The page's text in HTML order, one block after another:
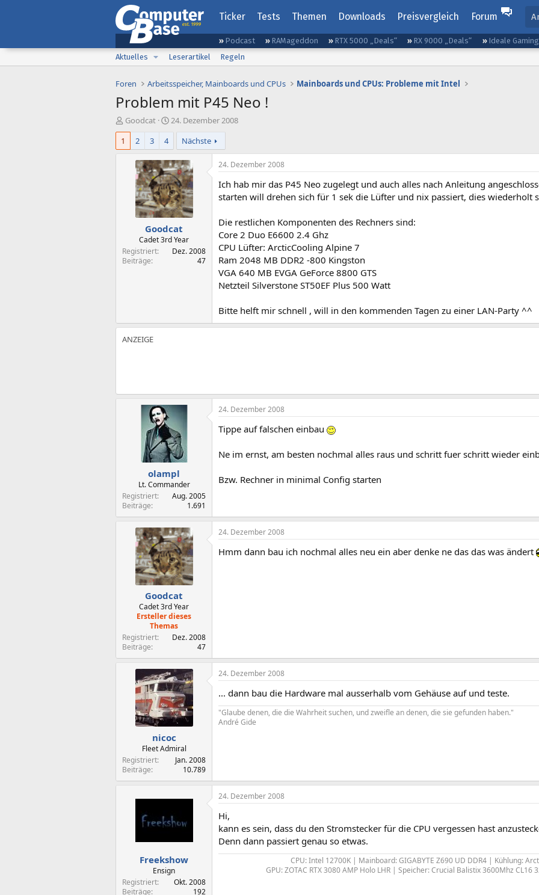
Ticker Tests Themen Downloads Preisvergleich Forum
Podcast RAMageddon RTX 5000 „Deals“ RX 9000 „Deals“ Ideale
Aktuelles
Leserartikel Regeln
Foren Arbeitsspeicher, Mainboards und CPUs Mainboards und CPUs: Probleme mit Intel
Problem mit P45 Neo !
E
r
t
Goodcat
E
r
t
e
l
l
t
a
m
24. Dezember 2008
1
2 3 4 Nächste
Goodcat
Cadet 3rd Year
Registriert
Dez. 2008
Beiträge
47
24. Dezember 2008
Ich hab mir das P45 Neo zugelegt und auch alles nach Anleitung
starten will drehen sich für 1 sek die Lüfter und nix passiert, dies wiederholt
Die restlichen Komponenten des Rechners sind:
Core 2 Duo E6600 2.4 Ghz
CPU Lüfter: ArcticCooling Alpine 7
Ram 2048 MB DDR2 -800 Kingston
VGA 640 MB EVGA GeForce 8800 GTS
Netzteil Silverstone ST50EF Plus 500 Watt
Bitte helft mir schnell , will in den kommenden Tagen zu einer LAN-Party ^^
olampl
Lt. Commander
Registriert
Aug. 2005
Beiträge
1.691
24. Dezember 2008
Tippe auf falschen einbau
Ne im ernst, am besten nochmal alles raus und schritt fuer schritt wieder
Bzw. Rechner in minimal Config starten
Goodcat
Cadet 3rd Year
Ersteller dieses
Themas
Registriert
Dez. 2008
Beiträge
47
24. Dezember 2008
Hmm dann bau ich nochmal alles neu ein aber denke ne das das was ändert
nicoc
Fleet Admiral
Registriert
Jan. 2008
Beiträge
10.789
24. Dezember 2008
... dann bau die Hardware mal ausserhalb vom Gehäuse auf und teste.
"Glaube denen, die die Wahrheit suchen, und zweifle an denen, die sie gefunden haben."
André Gide
Freekshow
Ensign
Registriert
Okt. 2008
Beiträge
192
24. Dezember 2008
Hi,
kann es sein, dass du den Stromstecker für die CPU vergessen hast
Denn dann passiert genau so etwas.
CPU: Intel 12700K | Mainboard: GIGABYTE Z690 UD DDR4 | Kühlung:
GPU: ZOTAC RTX 3080 AMP Holo LHR | Speicher: Crucial Balistix 3600Mhz CL16